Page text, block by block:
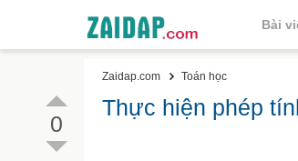
Bài
Zaidap.com Toán học
Thực hiện phép
0